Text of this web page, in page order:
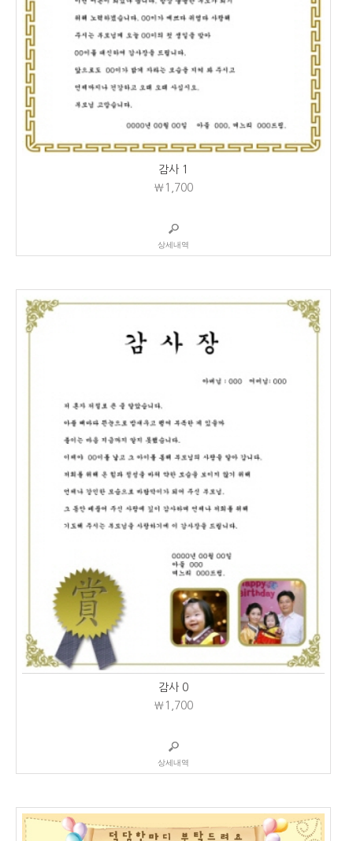
감사 1
₩1,700
상세내역
감사 0
₩1,700
상세내역